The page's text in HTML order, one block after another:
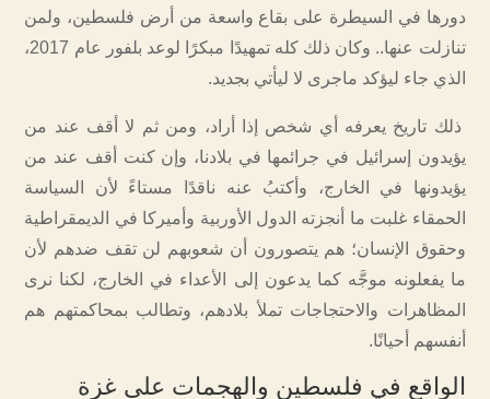
دورها في السيطرة على بقاع واسعة من أرض فلسطين، ولمن
تنازلت عنها.. وكان ذلك كله تمهيدًا مبكرًا لوعد بلفور عام 2017،
الذي جاء ليؤكد ماجرى لا ليأتي بجديد.
ذلك تاريخ يعرفه أي شخص إذا أراد، ومن ثم لا أقف عند من
يؤيدون إسرائيل في جرائمها في بلادنا، وإن كنت أقف عند من
يؤيدونها في الخارج، وأكتبُ عنه ناقدًا مستاءً لأن السياسة
الحمقاء غلبت ما أنجزته الدول الأوربية وأميركا في الديمقراطية
وحقوق الإنسان؛ هم يتصورون أن شعوبهم لن تقف ضدهم لأن
ما يفعلونه موجَّه كما يدعون إلى الأعداء في الخارج، لكنا نرى
المظاهرات والاحتجاجات تملأ بلادهم، وتطالب بمحاكمتهم هم
أنفسهم أحيانًا.
الواقع في فلسطين والهجمات على غزة